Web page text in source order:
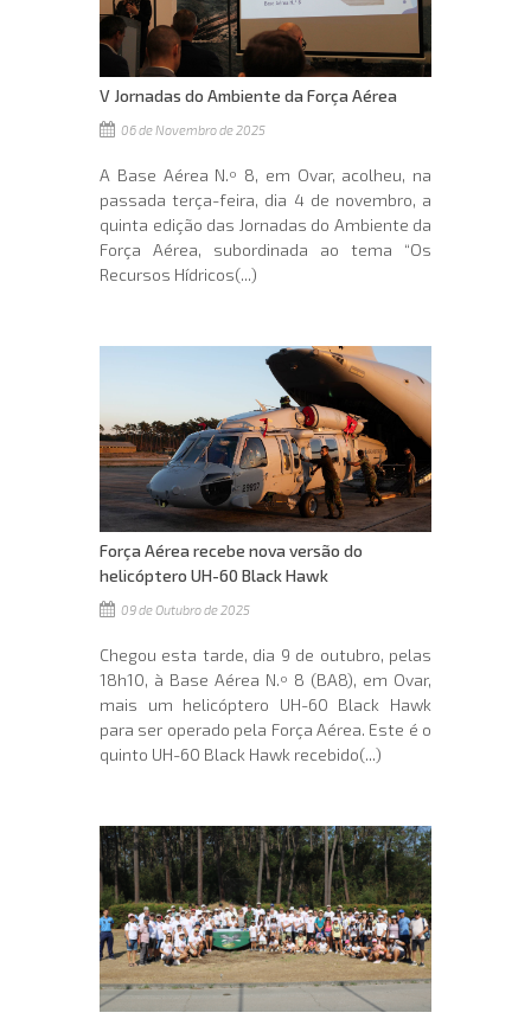
V Jornadas do Ambiente da Força Aérea
06 de Novembro de 2025
A Base Aérea N.º 8, em Ovar, acolheu, na
passada terça-feira, dia 4 de novembro, a
quinta edição das Jornadas do Ambiente da
Força Aérea, subordinada ao tema “Os
Recursos Hídricos(...)
Força Aérea recebe nova versão do
helicóptero UH-60 Black Hawk
09 de Outubro de 2025
Chegou esta tarde, dia 9 de outubro, pelas
18h10, à Base Aérea N.º 8 (BA8), em Ovar,
mais um helicóptero UH-60 Black Hawk
para ser operado pela Força Aérea. Este é o
quinto UH-60 Black Hawk recebido(...)